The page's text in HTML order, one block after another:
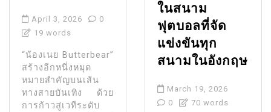
April 3, 2026
0
19 words
“น้องเนย Butterbear”
สร้างอีกหนึ่งหมุด
หมายสำคัญบนเส้น
ทางสายบันเทิง ด้วย
การก้าวสู่เวทีระดับ
ในสนาม
ฟุตบอลที่จัด
แข่งขันทุก
สนามในอังกฤษ
March 19, 2026
0
70 words